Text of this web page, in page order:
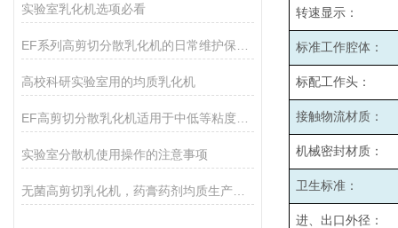
实验室乳化机选项必看
高校科研实验室用的均质乳化机
实验室分散机使用操作的注意事项
转速显示：
标准工作腔体：
标配工作头：
接触物流材质：
机械密封材质：
卫生标准：
进、出口外径：